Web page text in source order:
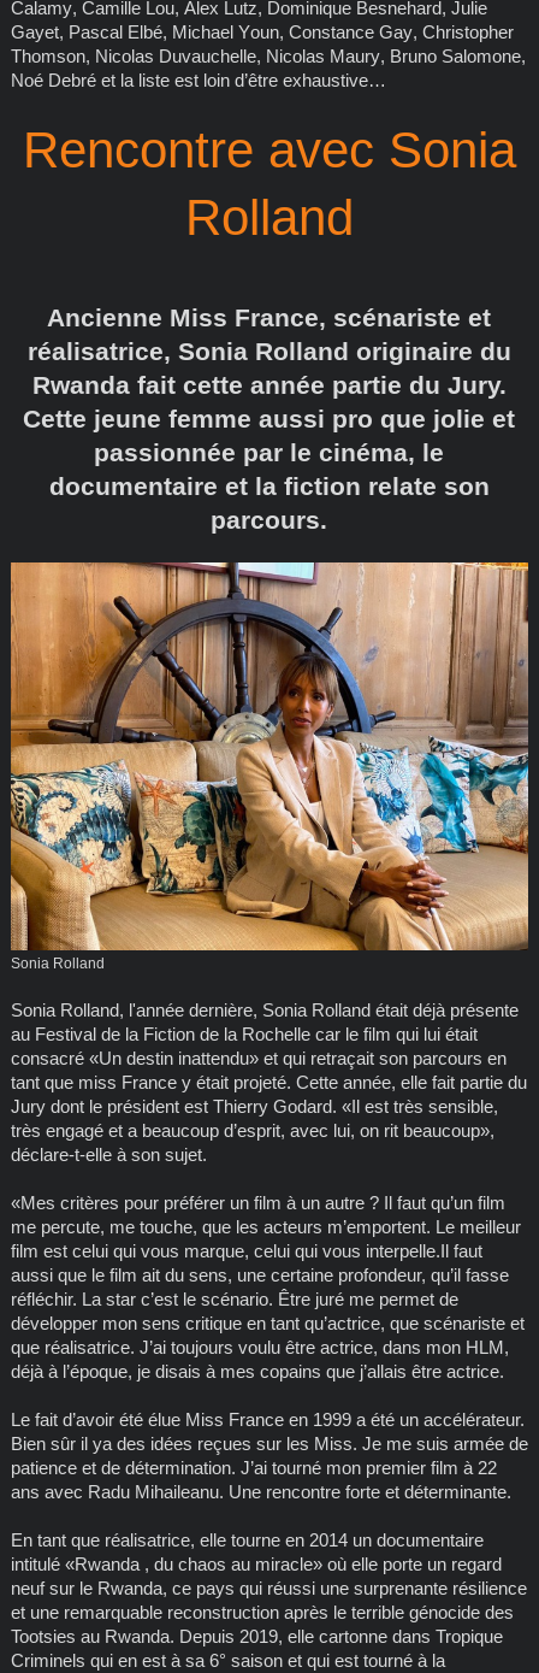
Calamy, Camille Lou, Alex Lutz, Dominique Besnehard, Julie
Gayet, Pascal Elbé, Michael Youn, Constance Gay, Christopher
Thomson, Nicolas Duvauchelle, Nicolas Maury, Bruno Salomone,
Noé Debré et la liste est loin d’être exhaustive…
Rencontre avec Sonia
Rolland
Ancienne Miss France, scénariste et
réalisatrice, Sonia Rolland originaire du
Rwanda fait cette année partie du Jury.
Cette jeune femme aussi pro que jolie et
passionnée par le cinéma, le
documentaire et la fiction relate son
parcours.
Sonia Rolland
Sonia Rolland, l'année dernière, Sonia Rolland était déjà présente
au Festival de la Fiction de la Rochelle car le film qui lui était
consacré «Un destin inattendu» et qui retraçait son parcours en
tant que miss France y était projeté. Cette année, elle fait partie du
Jury dont le président est Thierry Godard. «Il est très sensible,
très engagé et a beaucoup d’esprit, avec lui, on rit beaucoup»,
déclare-t-elle à son sujet.
«Mes critères pour préférer un film à un autre ? Il faut qu’un film
me percute, me touche, que les acteurs m’emportent. Le meilleur
film est celui qui vous marque, celui qui vous interpelle.Il faut
aussi que le film ait du sens, une certaine profondeur, qu’il fasse
réfléchir. La star c’est le scénario. Être juré me permet de
développer mon sens critique en tant qu’actrice, que scénariste et
que réalisatrice. J’ai toujours voulu être actrice, dans mon HLM,
déjà à l’époque, je disais à mes copains que j’allais être actrice.
Le fait d’avoir été élue Miss France en 1999 a été un accélérateur.
Bien sûr il ya des idées reçues sur les Miss. Je me suis armée de
patience et de détermination. J’ai tourné mon premier film à 22
ans avec Radu Mihaileanu. Une rencontre forte et déterminante.
En tant que réalisatrice, elle tourne en 2014 un documentaire
intitulé «Rwanda , du chaos au miracle» où elle porte un regard
neuf sur le Rwanda, ce pays qui réussi une surprenante résilience
et une remarquable reconstruction après le terrible génocide des
Tootsies au Rwanda. Depuis 2019, elle cartonne dans Tropique
Criminels qui en est à sa 6° saison et qui est tourné à la